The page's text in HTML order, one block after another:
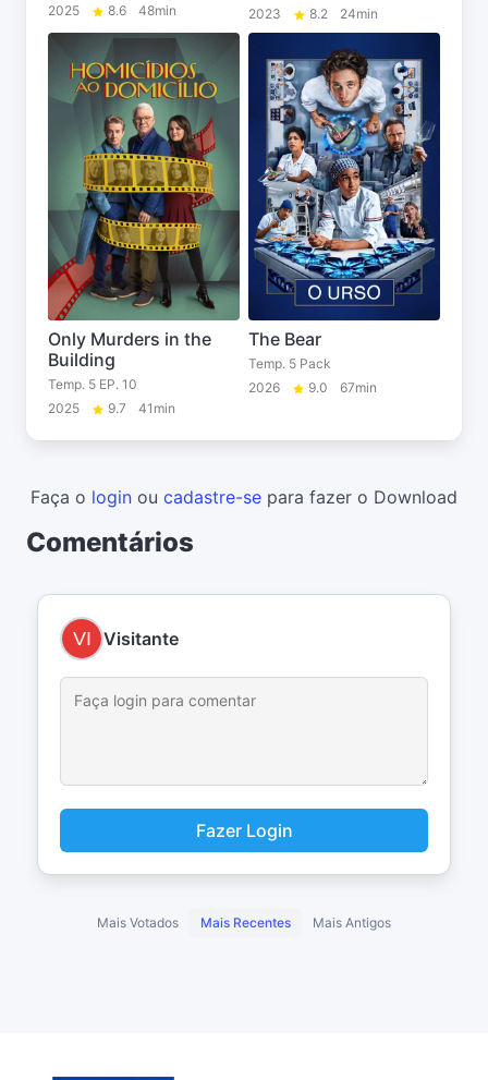
2025
8.6 48min
2023
8.2 24min
Only Murders in the
Building
Temp. 5 EP. 10
2025
9.7 41min
The Bear
Temp. 5 Pack
2026
9.0 67min
Faça o login ou cadastre-se para fazer o Download
Comentários
Visitante
Fazer Login
Mais Votados Mais Recentes Mais Antigos